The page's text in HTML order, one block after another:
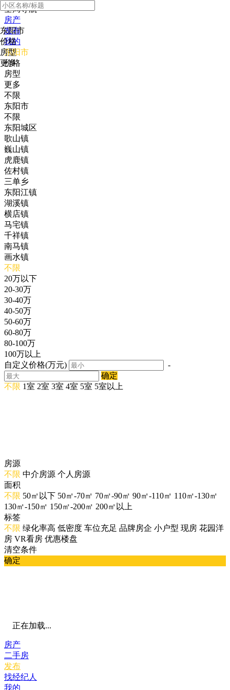
全局导航
房产
发布
我的
东阳市
价格
房型
更多
东阳市
价格
房型
更多
不限
东阳市
不限
东阳城区
歌山镇
巍山镇
虎鹿镇
佐村镇
三单乡
东阳江镇
湖溪镇
横店镇
马宅镇
千祥镇
南马镇
画水镇
不限
20万以下
20-30万
30-40万
40-50万
50-60万
60-80万
80-100万
100万以上
自定义价格(万元)
-
确定
不限 1室 2室 3室 4室 5室 5室以上
房源
不限 中介房源 个人房源
面积
不限 50㎡以下 50㎡-70㎡ 70㎡-90㎡ 90㎡-110㎡ 110㎡-130㎡
130㎡-150㎡ 150㎡-200㎡ 200㎡以上
标签
不限 绿化率高 低密度 车位充足 品牌房企 小户型 现房 花园洋
房 VR看房 优惠楼盘
清空条件
确定
正在加载...
房产
二手房
发布
找经纪人
我的